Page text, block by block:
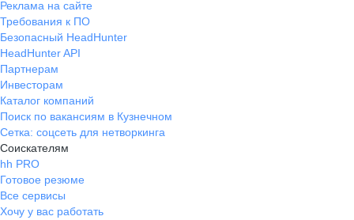
Реклама на сайте
Требования к ПО
Безопасный HeadHunter
HeadHunter API
Партнерам
Инвесторам
Каталог компаний
Поиск по вакансиям в Кузнечном
Сетка: соцсеть для нетворкинга
Соискателям
hh PRO
Готовое резюме
Все сервисы
Хочу у вас работать